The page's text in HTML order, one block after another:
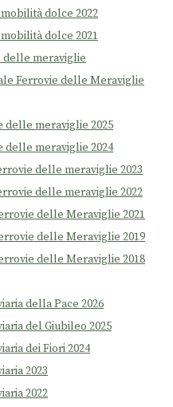
dolce 2022
dolce 2021
delle meraviglie
Ferrovie delle Meraviglie
delle meraviglie 2025
delle meraviglie 2024
delle meraviglie 2023
delle meraviglie 2022
delle Meraviglie 2021
delle Meraviglie 2019
delle Meraviglie 2018
della Pace 2026
del Giubileo 2025
dei Fiori 2024
2023
2022